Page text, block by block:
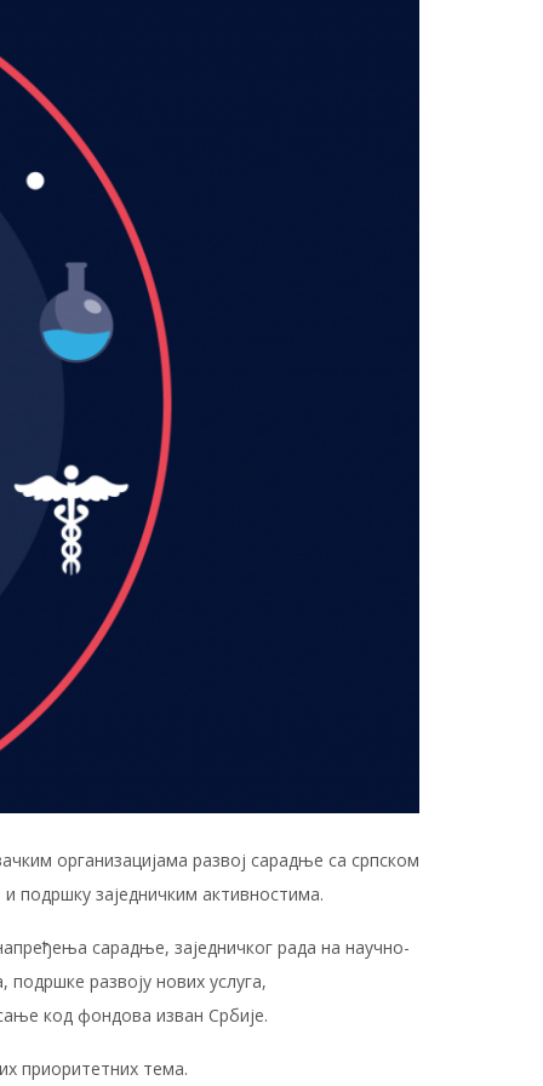
организацијама развој сарадње са српском
подршку заједничким активностима.
сарадње, заједничког рада на научно-
развоју нових услуга,
код фондова изван Србије.
приоритетних тема.